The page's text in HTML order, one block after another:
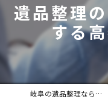
遺品整理
する
岐阜の遺品整理ならトライハート